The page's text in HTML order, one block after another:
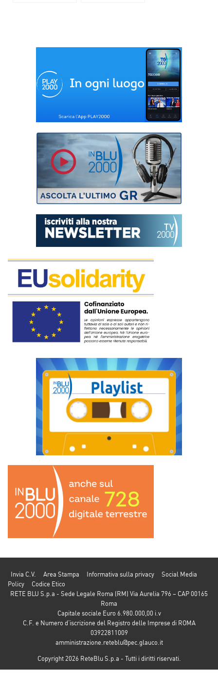
Invia C.V. Area Stampa Informativa sulla privacy
Social Media
Policy
Codice Etico
RETE BLU S.p.a - Sede Legale Roma (RM) Via Aurelia 796 – CAP 00165
Roma
Capitale sociale Euro 6.980.000,00 i.v
C.F. e Numero d’iscrizione del Registro delle Imprese di ROMA
03922811009
amministrazione.reteblu@pec.glauco.it
Copyright 2026 ReteBlu S.p.a - Tutti i diritti riservati.